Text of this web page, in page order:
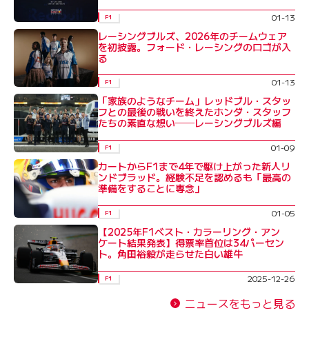
F1 01-13
レーシングブルズ、2026年のチームウェア
を初披露。フォード・レーシングのロゴが入
る
F1 01-13
「家族のようなチーム」レッドブル・スタッ
フとの最後の戦いを終えたホンダ・スタッフ
たちの素直な想い──レーシングブルズ編
F1 01-09
カートからF1まで4年で駆け上がった新人リ
ンドブラッド。経験不足を認めるも「最高の
準備をすることに専念」
F1 01-05
【2025年F1ベスト・カラーリング・アン
ケート結果発表】得票率首位は34パーセン
ト。角田裕毅が走らせた白い雄牛
F1 2025-12-26
ニュースをもっと見る